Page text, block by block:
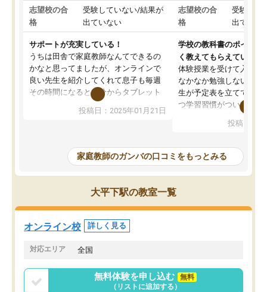
志望校の合
格
受験していない/結果が
出ていない
サポートが充実している！
うちは田舎で家庭教師なんてできるの
かなと思ってましたが、オンラインで
良い先生を紹介してくれて息子も毎週
その時間になると自分からタブレット
を開いてzoomを繋げるようになりまし
た！5科目なんでもOKなのもとても気
めて1年ほどだった今では平均点以上の
科目が増えてきました！あと1年受験ま
であるので無料の週末教室を使用しな
がら頑張って欲しいと思います！
投稿日：2025年01月21日
志望校の合
格
受験して
出ていな
学校の教科書のポイント
く教えてもらえている
体験授業を受けて入塾し
なかなか勉強しない息子
生が予定表を立ててくれ
つ学習習慣がついてきま
指導が無い日も予定表
問できるのでとても助か
投稿日：
家庭教師のガンバの口コミをもっとみる
大平下駅の教室一覧
オンライン校 詳しく見る
対応エリア 全国
無料体験を申し込む
無料
（リストに追加する）